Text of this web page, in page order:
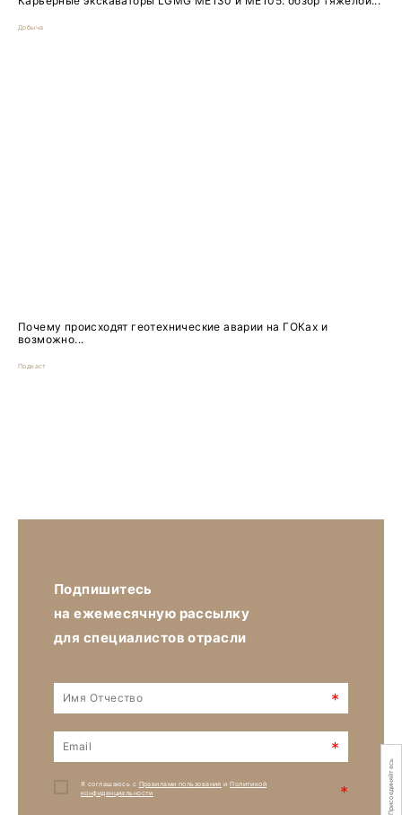
Добыча
Почему происходят геотехнические аварии на ГОКах и
возможно...
Подкаст
Подпишитесь
на ежемесячную рассылку
для специалистов отрасли
*
*
Я соглашаюсь с Правилами пользования иПолитикой
конфиденциальности
* Присоединяйтесь